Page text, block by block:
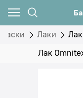
Лаки
Лак